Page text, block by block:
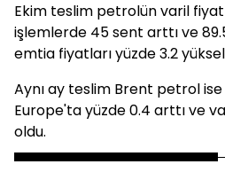
Ekim teslim petrolün varil
işlemlerde 45 sent arttı ve
emtia fiyatları yüzde 3.2
Aynı ay teslim Brent petrol
Europe'ta yüzde 0.4 arttı ve
oldu.